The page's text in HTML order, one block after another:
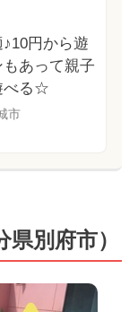
円から遊
あって親子
べる☆
市
別府市）